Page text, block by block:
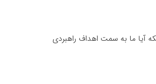
آیا ما به سمت اهداف راهبردی